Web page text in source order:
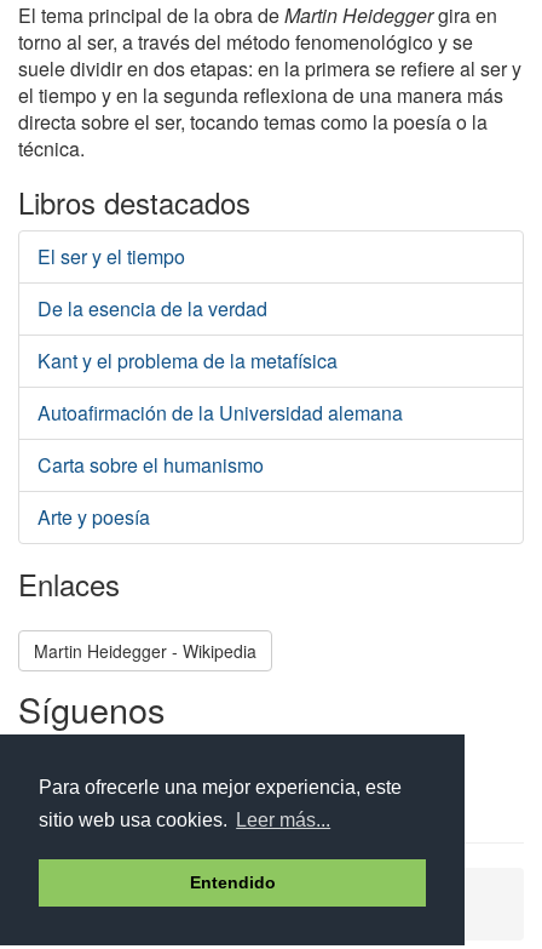
Para ofrecerle una mejor experiencia, este
sitio web usa cookies.
Leer más...
Entendido
El tema principal de la obra deMartin Heideggergira en
torno al ser, a través del método fenomenológico y se
suele dividir en dos etapas: en la primera se refiere al ser y
el tiempo y en la segunda reflexiona de una manera más
directa sobre el ser, tocando temas como la poesía o la
técnica.
Libros destacados
El ser y el tiempo
De la esencia de la verdad
Kant y el problema de la metafísica
Autoafirmación de la Universidad alemana
Carta sobre el humanismo
Arte y poesía
Enlaces
Martin Heidegger - Wikipedia
Síguenos
Aviso legal